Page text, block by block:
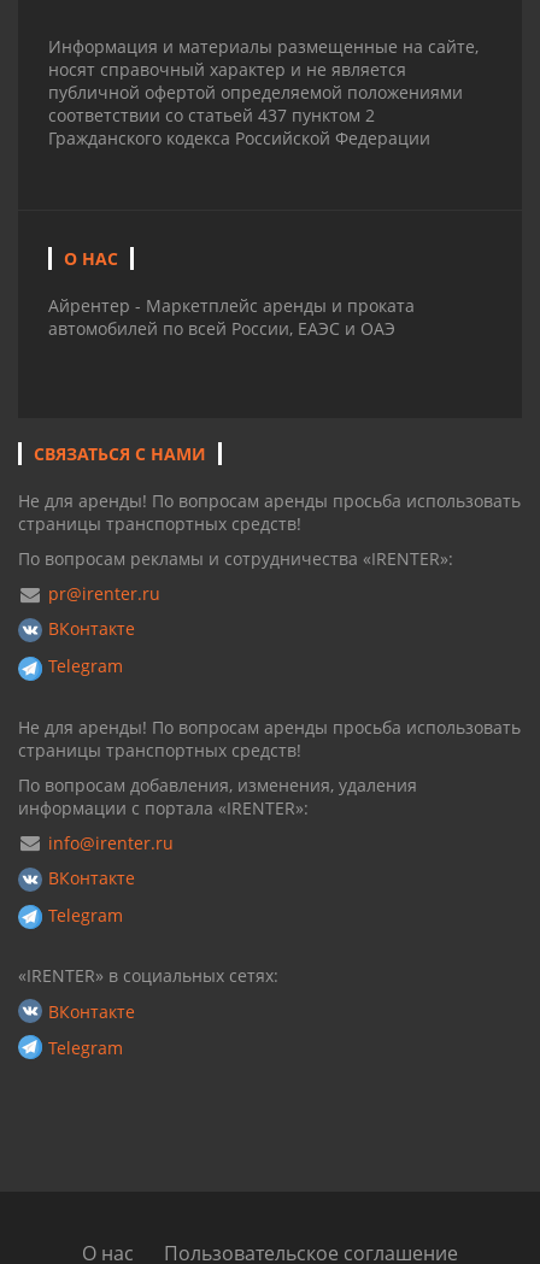
Информация и материалы размещенные на сайте,
носят справочный характер и не является
публичной офертой определяемой положениями
соответствии со статьей 437 пунктом 2
Гражданского кодекса Российской Федерации
О НАС
Айрентер - Маркетплейс аренды и проката
автомобилей по всей России, ЕАЭС и ОАЭ
СВЯЗАТЬСЯ С НАМИ
Не для аренды! По вопросам аренды просьба использовать
страницы транспортных средств!
По вопросам рекламы и сотрудничества «IRENTER»:
pr@irenter.ru
ВКонтакте
Telegram
Не для аренды! По вопросам аренды просьба использовать
страницы транспортных средств!
По вопросам добавления, изменения, удаления
информации с портала «IRENTER»:
info@irenter.ru
ВКонтакте
Telegram
«IRENTER» в социальных сетях:
ВКонтакте
Telegram
О нас Пользовательское соглашение